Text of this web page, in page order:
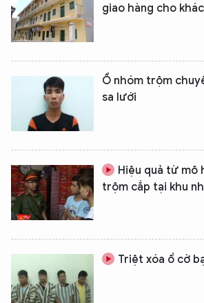
giao hàng cho
Ổ nhóm trộm
sa lưới
Hiệu quả từ mô
trộm cắp tại khu
Triệt xóa ổ cờ
XIN CHÀO,
TÔI LÀ CHATBOT CỦA
Hãy hỏi tôi bất kỳ điều gì bạn
An Ninh Thủ Đô nhé. Tôi sẵn